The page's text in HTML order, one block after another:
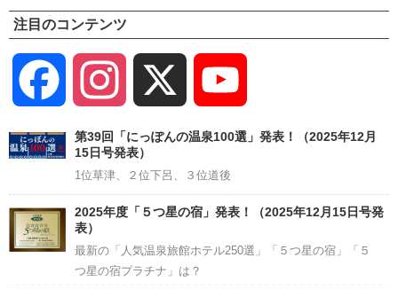
注目のコンテンツ
Facebook Instagram
Channel
第39回「にっぽんの温泉100選」発表！（2025年12月
15日号発表）
1位草津、２位下呂、３位道後
2025年度「５つ星の宿」発表！（2025年12月15日号発
表）
最新の「人気温泉旅館ホテル250選」「５つ星の宿」「５
つ星の宿プラチナ」は？